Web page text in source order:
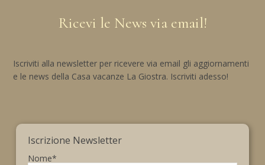
Ricevi le News via email!
Iscriviti alla newsletter per ricevere via email gli aggiornamenti
e le news della Casa vacanze La Giostra. Iscriviti adesso!
Iscrizione Newsletter
Nome*